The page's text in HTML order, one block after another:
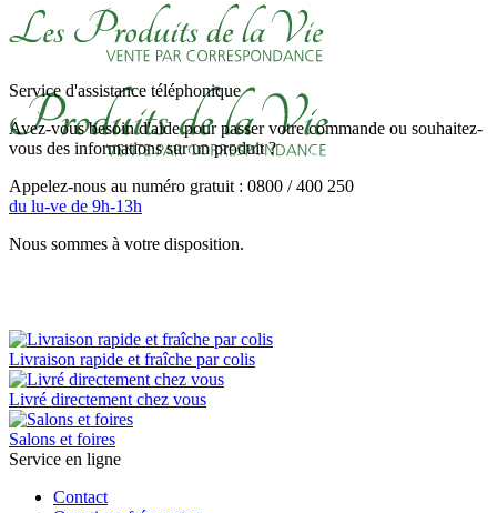
Service d'assistance téléphonique
Avez-vous besoin d'aide pour passer votre commande ou souhaitez-
vous des informations sur un produit ?
Appelez-nous au numéro gratuit : 0800 / 400 250
du lu-ve de 9h-13h
Nous sommes à votre disposition.
Livraison rapide et fraîche par colis
Livré directement chez vous
Salons et foires
Service en ligne
Contact